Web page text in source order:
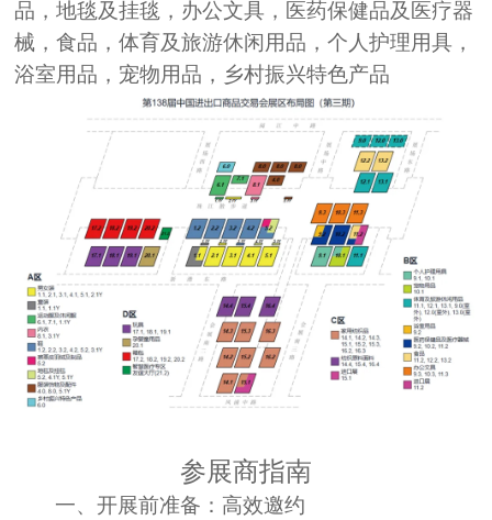
品，地毯及挂毯，办公文具，医药保健品及医疗器
械，食品，体育及旅游休闲用品，个人护理用具，
浴室用品，宠物用品，乡村振兴特色产品
参展商指南
一、开展前准备：高效邀约